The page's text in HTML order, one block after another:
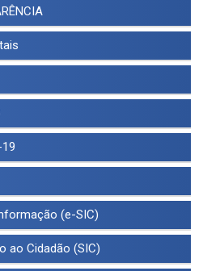
(e-SIC)
ao Cidadão (SIC)